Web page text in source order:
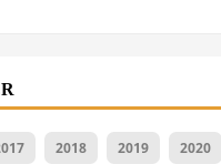
2018 2019 2020